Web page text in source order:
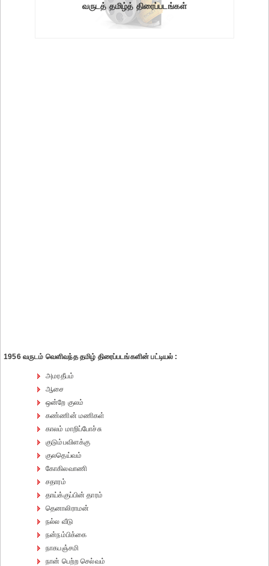
வருடத் தமிழ்த் திரைப்படங்கள்
1956 வருடம் வெளிவந்த தமிழ் திரைப்படங்களின் பட்டியல் :
அமரதீபம்
ஆசை
ஒன்றே குலம்
கண்ணின் மணிகள்
காலம் மாறிப்போச்சு
குடும்பவிளக்கு
குலதெய்வம்
கோகிலவாணி
சதாரம்
தாய்க்குப்பின் தாரம்
தெனாலிராமன்
நல்ல வீடு
நன்நம்பிக்கை
நாகபஞ்சமி
நான் பெற்ற செல்வம்